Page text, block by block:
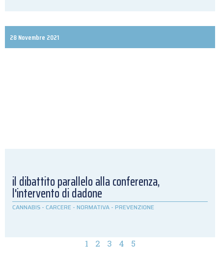
28 Novembre 2021
il dibattito parallelo alla conferenza,
l'intervento di dadone
CANNABIS - CARCERE - NORMATIVA - PREVENZIONE
1 2 3 4 5